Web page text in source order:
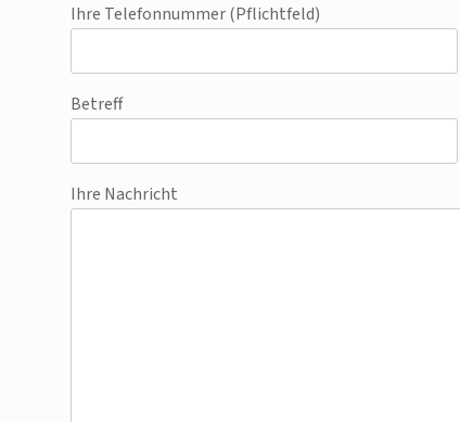
Ihre Telefonnummer (Pflichtfeld)
Betreff
Ihre Nachricht